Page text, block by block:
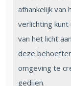
afhankelijk van
verlichting
van het licht
deze
omgeving te
gedijen.